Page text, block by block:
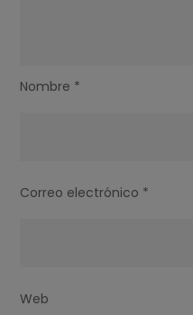
Nombre *
Correo electrónico *
Web